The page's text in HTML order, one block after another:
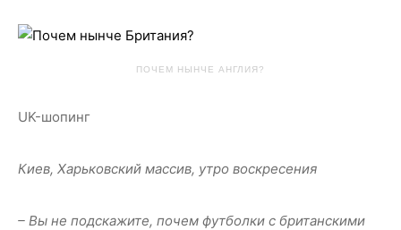
ПОЧЕМ НЫНЧЕ АНГЛИЯ?
UK-шопинг
Киев, Харьковский массив, утро воскресения
– Вы не подскажите, почем футболки с британскими